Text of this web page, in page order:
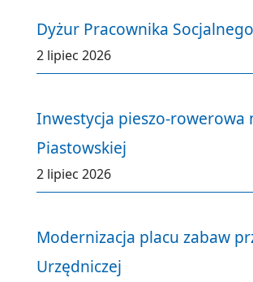
Dyżur Pracownika
2 lipiec 2026
Inwestycja pieszo-rowerowa
Piastowskiej
2 lipiec 2026
Modernizacja placu zabaw
Urzędniczej